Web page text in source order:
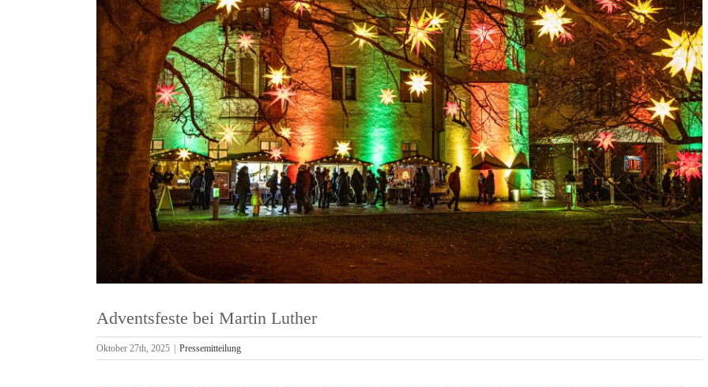
Dom und Michaeliskirche in
Hildesheim
Karolingisches Westwerk und Civitas
Corvey
Adventsfeste bei Martin Luther
Oktober 27th, 2025 Pressemitteilung